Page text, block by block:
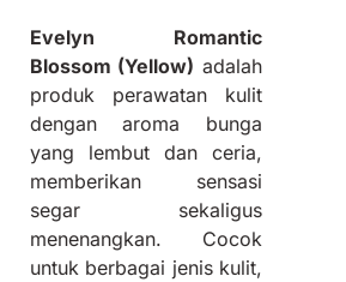
Evelyn Romantic
Blossom (Yellow) adalah
produk perawatan kulit
dengan aroma bunga
yang lembut dan ceria,
memberikan sensasi
segar sekaligus
menenangkan. Cocok
untuk berbagai jenis kulit,